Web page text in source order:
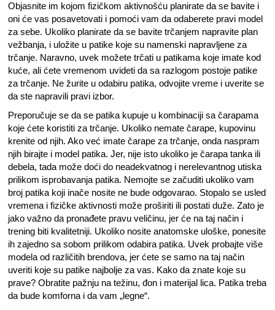
Objasnite im kojom fizičkom aktivnošću planirate da se bavite i
oni će vas posavetovati i pomoći vam da odaberete pravi model
za sebe. Ukoliko planirate da se bavite trčanjem napravite plan
vežbanja, i uložite u patike koje su namenski napravljene za
trčanje. Naravno, uvek možete trčati u patikama koje imate kod
kuće, ali ćete vremenom uvideti da sa razlogom postoje patike
za trčanje. Ne žurite u odabiru patika, odvojite vreme i uverite se
da ste napravili pravi izbor.
Preporučuje se da se patika kupuje u kombinaciji sa čarapama
koje ćete koristiti za trčanje. Ukoliko nemate čarape, kupovinu
krenite od njih. Ako već imate čarape za trčanje, onda naspram
njih birajte i model patika. Jer, nije isto ukoliko je čarapa tanka ili
debela, tada može doći do neadekvatnog i nerelevantnog utiska
prilikom isprobavanja patika. Nemojte se začuditi ukoliko vam
broj patika koji inače nosite ne bude odgovarao. Stopalo se usled
vremena i fizičke aktivnosti može proširiti ili postati duže. Zato je
jako važno da pronađete pravu veličinu, jer će na taj način i
trening biti kvalitetniji. Ukoliko nosite anatomske uloške, ponesite
ih zajedno sa sobom prilikom odabira patika. Uvek probajte više
modela od različitih brendova, jer ćete se samo na taj način
uveriti koje su patike najbolje za vas. Kako da znate koje su
prave? Obratite pažnju na težinu, đon i materijal lica. Patika treba
da bude komforna i da vam „legne“.